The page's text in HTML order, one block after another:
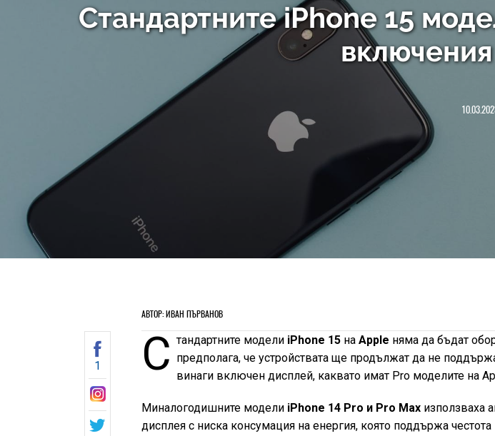
Стандартните iPhone 15
АВТОР: ИВАН ПЪРВАНОВ
1 С тандартните моделиiPhone 15на Apple няма да бъдат
предполага, че устройствата ще продължат да не
винаги включен дисплей, каквато имат Pro моделите на
Миналогодишните модели iPhone 14 Pro и Pro Max използваха
дисплея с ниска консумация на енергия, която поддържа